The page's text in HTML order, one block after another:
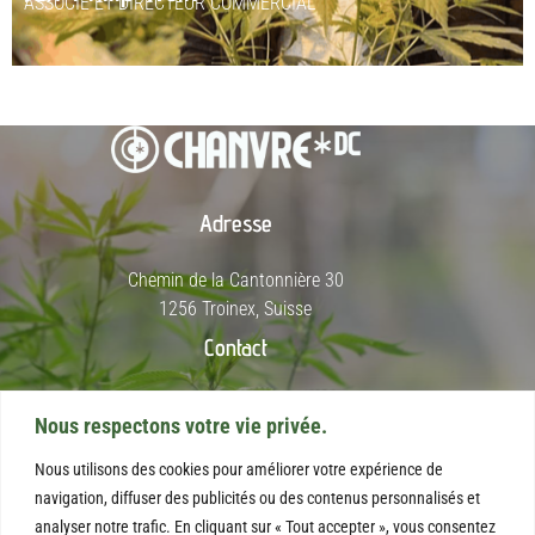
Nous respectons votre vie privée.
Nous utilisons des cookies pour améliorer votre expérience de
navigation, diffuser des publicités ou des contenus personnalisés et
analyser notre trafic. En cliquant sur « Tout accepter », vous consentez
Adresse
Chemin de la Cantonnière 30
1256 Troinex, Suisse
Contact
info@chanvredc.com
Informations